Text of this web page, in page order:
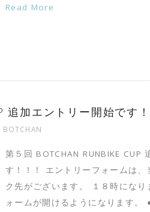
Read More
加エントリー開始です！
BOTCHAN
第５回 BOTCHAN RUNBIKE CUP
す！！！ エントリーフォームは、
ク先がございます。 １８時になり
ォームが開けるようになります。